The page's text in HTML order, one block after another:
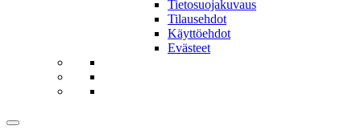
Tietosuojakuvaus
Tilausehdot
Käyttöehdot
Evästeet